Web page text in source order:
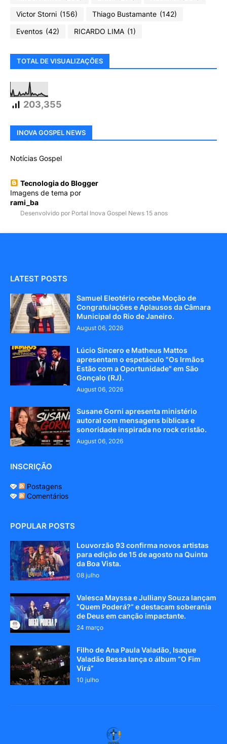
Victor Storni (156) Thiago Bustamante (142)
Eventos (42) RICARDO LIMA (1)
TOTAL DE VISUALIZAÇÕES
203,355
INOVA GOSPEL NEWS
Notícias Gospel
Tecnologia do Blogger
Imagens de tema por
rami_ba
Desenvolvido por Portal Inova Gospel News 15 anos
LATEST POSTS
Samuel Eleotério recebe Moção de
Congratulações e Aplausos da Câmara
Municipal do Rio de Janeiro.
August 06, 2026
Lúcio Sincero e Matheus Mattos
apresentam o espetáculo "Os Irmãos
Estão com a Oportunidade" em São
Gonçalo (RJ).
August 06, 2026
Susane Gorni apresenta ministério
autoral com mensagens bíblicas e
sonoridade inspirada no rock cristão.
August 06, 2026
INSCRIÇÃO
Postagens
Comentários
POPULAR POSTS
Louvorzão 93 confirma novos artistas
para edição de 15 de agosto na Quinta
da Boa Vista.
08 julho
Valesca Mayssa e Julliany Souza lançam
“Quem Poderá?” e destacam soberania
de Deus em canção impactante.
24 março
Filho de Ana Paula Valadão, Isaque
Valadão Bessa lança o álbum “O Fim
Virá”
10 julho